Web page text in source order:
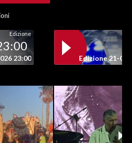
Edizione
23:00 Edizione 21-05-